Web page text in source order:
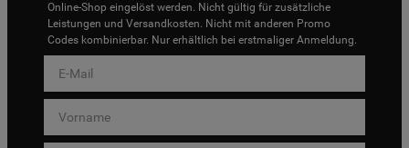
Online-Shop eingelöst werden. Nicht gültig für zusätzliche
Leistungen und Versandkosten. Nicht mit anderen Promo
Codes kombinierbar. Nur erhältlich bei erstmaliger Anmeldung.